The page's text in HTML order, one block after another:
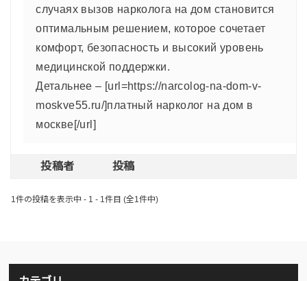
случаях вызов нарколога на дом становится
оптимальным решением, которое сочетает
комфорт, безопасность и высокий уровень
медицинской поддержки.
Детальнее – [url=https://narcolog-na-dom-v-
moskve55.ru/]платный нарколог на дом в
москве[/url]
投稿者 投稿
1件の投稿を表示中 - 1 - 1件目 (全1件中)